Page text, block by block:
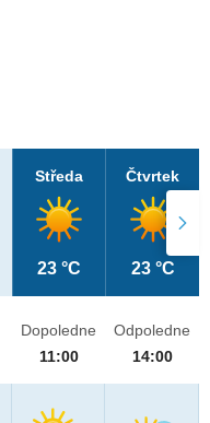
Středa
23 °C
Čtvrtek
23 °C
Dopoledne
11:00
Odpoledne
14:00